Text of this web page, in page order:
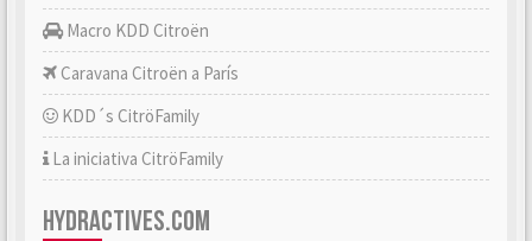
Macro KDD Citroën
Caravana Citroën a París
KDD´s CitröFamily
La iniciativa CitröFamily
HYDRACTIVES.COM